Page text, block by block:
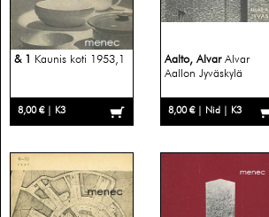
& 1 Kaunis koti 1953,1
8,00 € | K3
Aalto, Alvar Alvar
Aallon Jyväskylä
8,00 € | Nid | K3